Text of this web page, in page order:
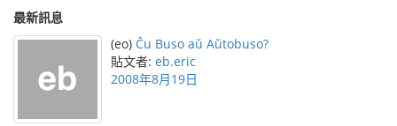
最新訊息
(eo) Ĉu Buso aŭ Aŭtobuso?
貼文者: eb.eric
2008年8月19日